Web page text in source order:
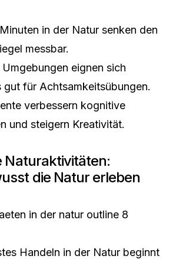
in der Natur senken den
messbar.
eignen sich
gut für Achtsamkeitsübungen.
verbessern kognitive
und steigern Kreativität.
Naturaktivitäten:
die Natur erleben
Handeln in der Natur beginnt